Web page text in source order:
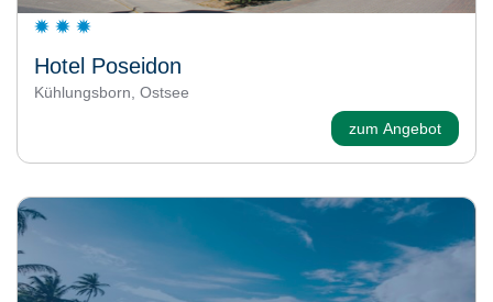
Hotel Poseidon
Kühlungsborn, Ostsee
zum Angebot